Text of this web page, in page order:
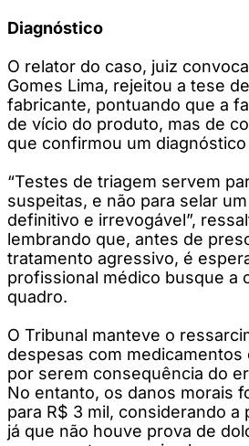
Diagnóstico
O relator do caso, juiz
Gomes Lima, rejeitou a tese
fabricante, pontuando que a
de vício do produto, mas de
que confirmou um
“Testes de triagem servem
suspeitas, e não para selar
definitivo e irrevogável”,
lembrando que, antes de
tratamento agressivo, é
profissional médico busque a
quadro.
O Tribunal manteve o
despesas com medicamentos
por serem consequência do
No entanto, os danos morais
para R$ 3 mil, considerando a
já que não houve prova de